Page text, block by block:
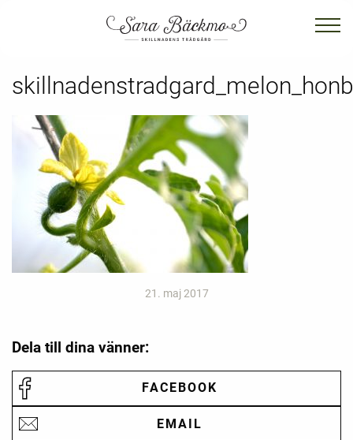
21. maj 2017
Dela till dina vänner:
FACEBOOK
EMAIL